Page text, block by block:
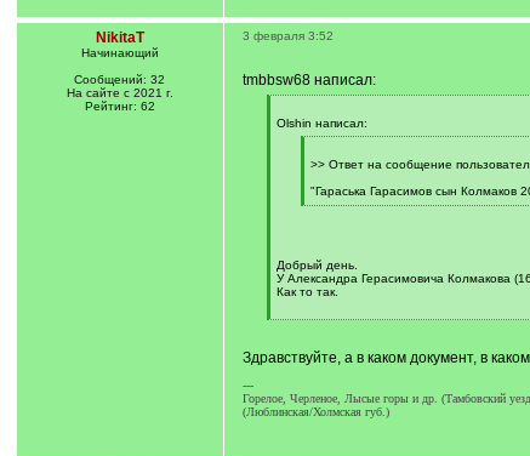
NikitaT
Начинающий
Сообщений: 32
На сайте с 2021 г.
Рейтинг: 62
3 февраля 3:52
tmbbsw68 написал:
q
Olshin написал:
q
>> Ответ на сообщение
"Гараська Гарасимов сын Колмаков
[
Добрый день.
У Александра Герасимовича Колмакова
Как то так.
[
]
Здравствуйте, а в каком документ, в
---
Горелое, Черленое, Лысые горы и др. (Тамбовский
(Люблинская/Холмская губ.)